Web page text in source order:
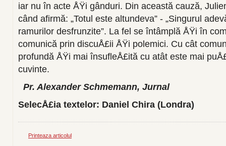
iar nu în acte ÅŸi gânduri. Din această cauză,
când afirmă: „Totul este altundeva” - „Singurul
ramurilor desfrunzite”. La fel se întâmplă ÅŸi în
comunică prin discuÅ£ii ÅŸi polemici. Cu cât
profundă ÅŸi mai însufleÅ£ită cu atât este mai
cuvinte.
Pr. Alexander Schmemann, Jurnal
SelecÅ£ia textelor: Daniel Chira (Londra)
Printeaza articolul